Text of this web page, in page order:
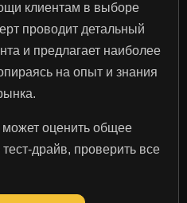
клиентам в выборе
проводит детальный
и предлагает наиболее
на опыт и знания
может оценить общее
драйв, проверить все